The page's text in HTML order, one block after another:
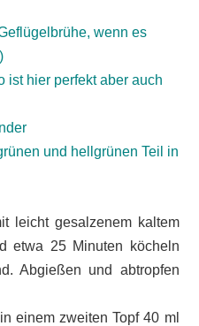
wenn es
ist hier perfekt aber auch
und hellgrünen Teil in
leicht gesalzenem kaltem
etwa 25 Minuten köcheln
Abgießen und abtropfen
einem zweiten Topf 40 ml